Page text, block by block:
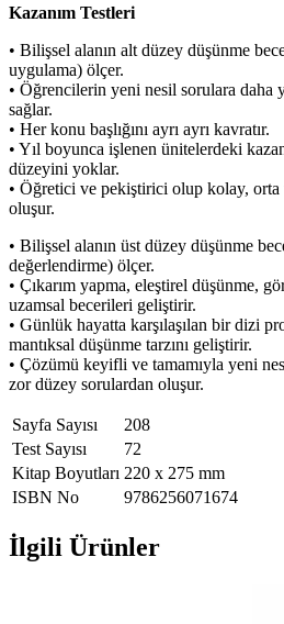
Kazanım Testleri
• Bilişsel alanın alt düzey düşünme
uygulama) ölçer.
• Öğrencilerin yeni nesil sorulara daha
sağlar.
• Her konu başlığını ayrı ayrı kavratır.
• Yıl boyunca işlenen ünitelerdeki
düzeyini yoklar.
• Öğretici ve pekiştirici olup kolay,
oluşur.
• Bilişsel alanın üst düzey düşünme
değerlendirme) ölçer.
• Çıkarım yapma, eleştirel düşünme,
uzamsal becerileri geliştirir.
• Günlük hayatta karşılaşılan bir dizi
mantıksal düşünme tarzını geliştirir.
• Çözümü keyifli ve tamamıyla yeni
zor düzey sorulardan oluşur.
Sayfa Sayısı
208
Test Sayısı
72
Kitap Boyutları 220 x 275 mm
ISBN No
9786256071674
İlgili Ürünler